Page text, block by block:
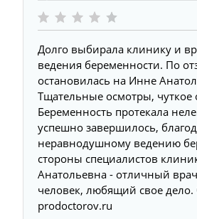
Долго выбирала клинику и
ведения беременности​. По
остановилась на Инне
Тщательные осмотры, чуткое
Беременность протекала
успешно завершилось,
неравнодушному ведению
стороны специалистов
Анатольевна - отличный
человек, любящий свое дело.
prodoctorov.ru